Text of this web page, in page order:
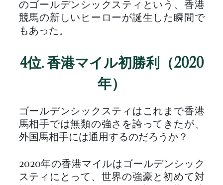
のゴールデンシックスティという、香港
競馬の新しいヒーローが誕生した瞬間で
もあった。
4位. 香港マイル初勝利（2020
年）
ゴールデンシックスティはこれまで香港
馬相手では無類の強さを誇ってきたが、
外国馬相手には通用するのだろうか？
2020年の香港マイルはゴールデンシック
スティにとって、世界の強豪と初めて対